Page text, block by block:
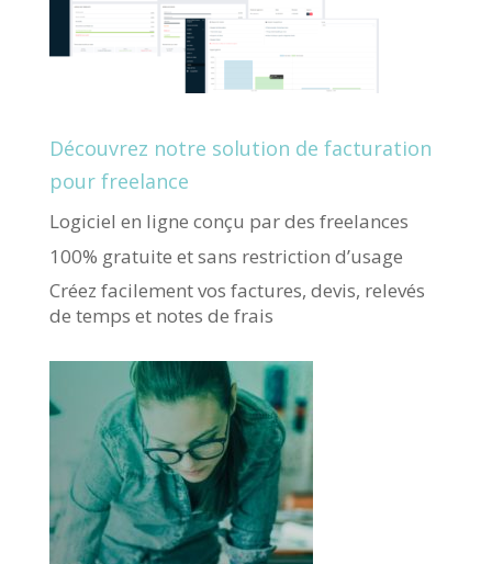
Découvrez notre solution de facturation
pour freelance
Logiciel en ligne conçu par des freelances
100% gratuite et sans restriction d’usage
Créez facilement vos factures, devis, relevés
de temps et notes de frais